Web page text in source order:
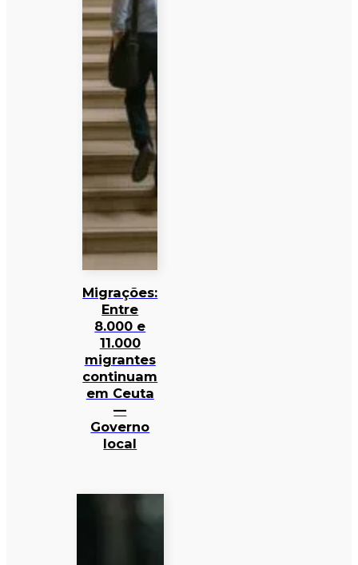
Migrações:
Entre
8.000 e
11.000
migrantes
continuam
em Ceuta
—
Governo
local